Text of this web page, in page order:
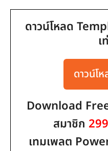
ดาวน์โหลด
เ
ดาวน์โ
Download
สมาชิก
เทมเพลต